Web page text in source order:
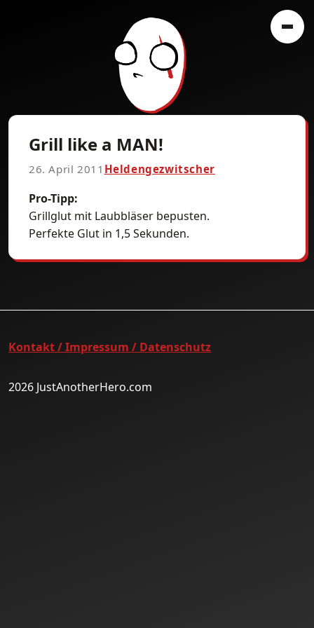
Grill like a MAN!
26. April 2011 Heldengezwitscher
Pro-Tipp:
Grillglut mit Laubbläser bepusten.
Perfekte Glut in 1,5 Sekunden.
Kontakt / Impressum / Datenschutz
2026 JustAnotherHero.com